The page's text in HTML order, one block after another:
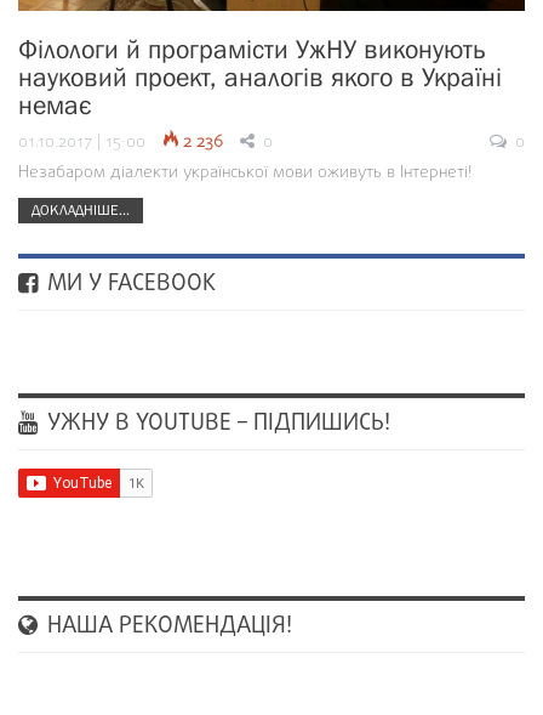
Філологи й програмісти УжНУ виконують
науковий проект, аналогів якого в Україні
немає
01.10.2017 | 15:00 2 236 0
0
Незабаром діалекти української мови оживуть в Інтернеті!
ДОКЛАДНІШЕ...
МИ У FACEBOOK
УЖНУ В YOUTUBE – ПІДПИШИСЬ!
НАША РЕКОМЕНДАЦІЯ!